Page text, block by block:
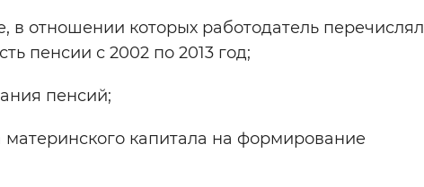
отношении которых работодатель перечислял
пенсии с 2002 по 2013 год;
пенсий;
капитала на формирование